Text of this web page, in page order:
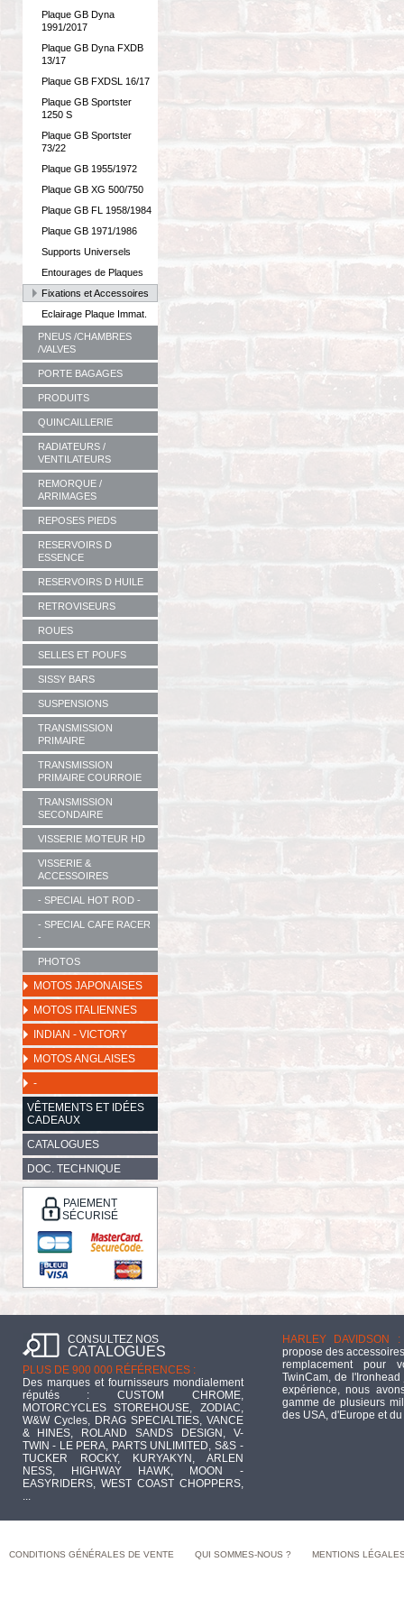
Plaque GB Dyna
1991/2017
Plaque GB Dyna FXDB
13/17
Plaque GB FXDSL 16/17
Plaque GB Sportster
1250 S
Plaque GB Sportster
73/22
Plaque GB 1955/1972
Plaque GB XG 500/750
Plaque GB FL 1958/1984
Plaque GB 1971/1986
Supports Universels
Entourages de Plaques
Fixations et Accessoires
Eclairage Plaque Immat.
PNEUS /CHAMBRES
/VALVES
PORTE BAGAGES
PRODUITS
QUINCAILLERIE
RADIATEURS /
VENTILATEURS
REMORQUE /
ARRIMAGES
REPOSES PIEDS
RESERVOIRS D
ESSENCE
RESERVOIRS D HUILE
RETROVISEURS
ROUES
SELLES ET POUFS
SISSY BARS
SUSPENSIONS
TRANSMISSION
PRIMAIRE
TRANSMISSION
PRIMAIRE COURROIE
TRANSMISSION
SECONDAIRE
VISSERIE MOTEUR HD
VISSERIE &
ACCESSOIRES
- SPECIAL HOT ROD -
- SPECIAL CAFE RACER
-
PHOTOS
MOTOS JAPONAISES
MOTOS ITALIENNES
INDIAN - VICTORY
MOTOS ANGLAISES
-
VÊTEMENTS ET IDÉES
CADEAUX
CATALOGUES
DOC. TECHNIQUE
PAIEMENT
SÉCURISÉ
CONSULTEZ NOS
CATALOGUES
PLUS DE 900 000 RÉFÉRENCES :
Des marques et fournisseurs mondialement
réputés : CUSTOM CHROME,
MOTORCYCLES STOREHOUSE, ZODIAC,
W&W Cycles, DRAG SPECIALTIES, VANCE
& HINES, ROLAND SANDS DESIGN, V-
TWIN - LE PERA, PARTS UNLIMITED, S&S -
TUCKER ROCKY, KURYAKYN, ARLEN
NESS, HIGHWAY HAWK, MOON -
EASYRIDERS, WEST COAST CHOPPERS,
...
HARLEY DAVIDSON :
propose des
remplacement pour
TwinCam, de
expérience, nous
gamme de plusieurs
des USA, d'Europe et
CONDITIONS GÉNÉRALES DE VENTE QUI SOMMES-NOUS ? MENTIONS